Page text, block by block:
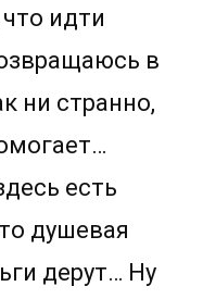
идти
в
ни странно,
есть
душевая
дерут… Ну